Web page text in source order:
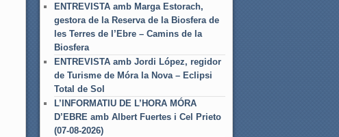
ENTREVISTA amb Marga Estorach,
gestora de la Reserva de la Biosfera de
les Terres de l’Ebre – Camins de la
Biosfera
ENTREVISTA amb Jordi López, regidor
de Turisme de Móra la Nova – Eclipsi
Total de Sol
L’INFORMATIU DE L’HORA MÓRA
D’EBRE amb Albert Fuertes i Cel Prieto
(07-08-2026)